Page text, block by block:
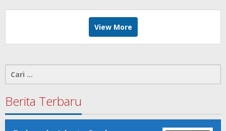
View More
Cari
untuk:
Berita Terbaru